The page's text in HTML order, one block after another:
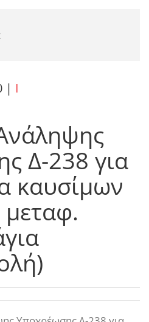
| I
Δ-238 για
καυσίμων
μεταφ.